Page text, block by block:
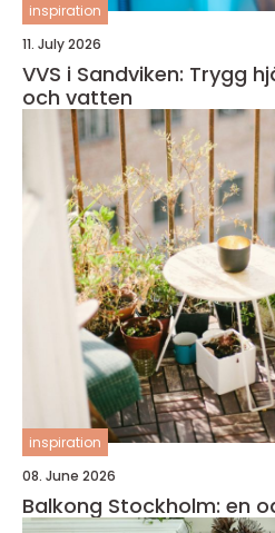
inspiration
11. July 2026
VVS i Sandviken: Trygg
och vatten
inspiration
08. June 2026
Balkong Stockholm: en